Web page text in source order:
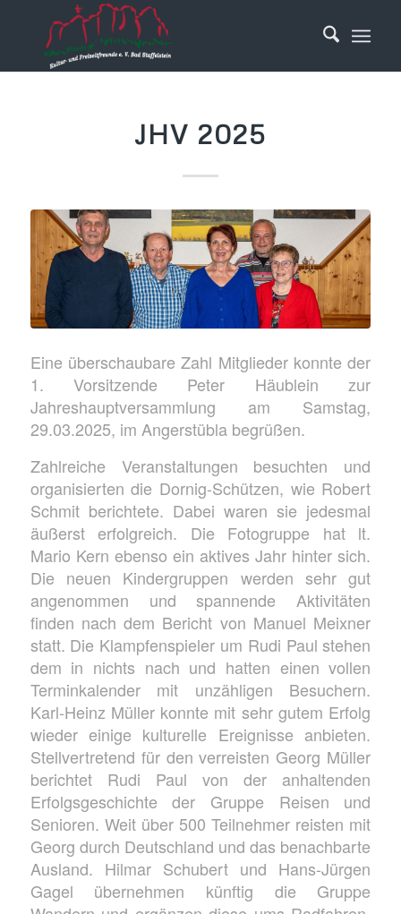
JHV 2025
Eine überschaubare Zahl Mitglieder konnte der
1. Vorsitzende Peter Häublein zur
Jahreshauptversammlung am Samstag,
29.03.2025, im Angerstübla begrüßen.
Zahlreiche Veranstaltungen besuchten und
organisierten die Dornig-Schützen, wie Robert
Schmit berichtete. Dabei waren sie jedesmal
äußerst erfolgreich. Die Fotogruppe hat lt.
Mario Kern ebenso ein aktives Jahr hinter sich.
Die neuen Kindergruppen werden sehr gut
angenommen und spannende Aktivitäten
finden nach dem Bericht von Manuel Meixner
statt. Die Klampfenspieler um Rudi Paul stehen
dem in nichts nach und hatten einen vollen
Terminkalender mit unzähligen Besuchern.
Karl-Heinz Müller konnte mit sehr gutem Erfolg
wieder einige kulturelle Ereignisse anbieten.
Stellvertretend für den verreisten Georg Müller
berichtet Rudi Paul von der anhaltenden
Erfolgsgeschichte der Gruppe Reisen und
Senioren. Weit über 500 Teilnehmer reisten mit
Georg durch Deutschland und das benachbarte
Ausland. Hilmar Schubert und Hans-Jürgen
Gagel übernehmen künftig die Gruppe